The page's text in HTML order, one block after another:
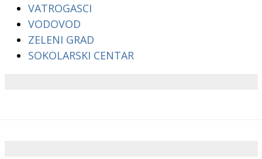
VATROGASCI
VODOVOD
ZELENI GRAD
SOKOLARSKI CENTAR